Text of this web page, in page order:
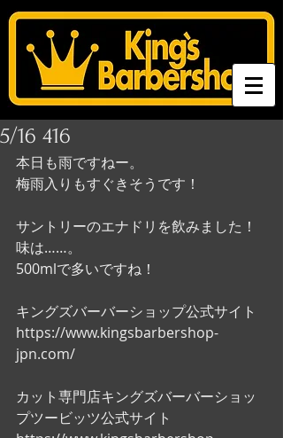
5/16 416
本日も雨ですねー。
梅雨入りもすぐきそうです！
サントリーのエナドリを飲みました！
味は……。
500mlで多いですね！
キングズバーバーショップ公式サイト
https://www.kingsbarbershop-
jpn.com/
カット専門店キングズバーバーショッ
プツービッツ公式サイト